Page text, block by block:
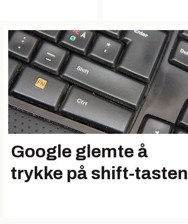
Google glemte å
trykke på shift-tasten